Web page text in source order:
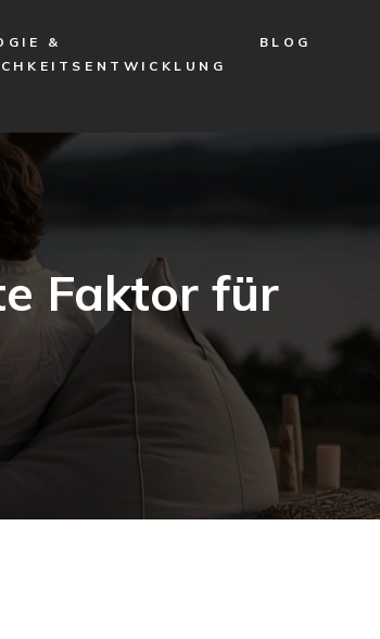
&
BLOG
Faktor für